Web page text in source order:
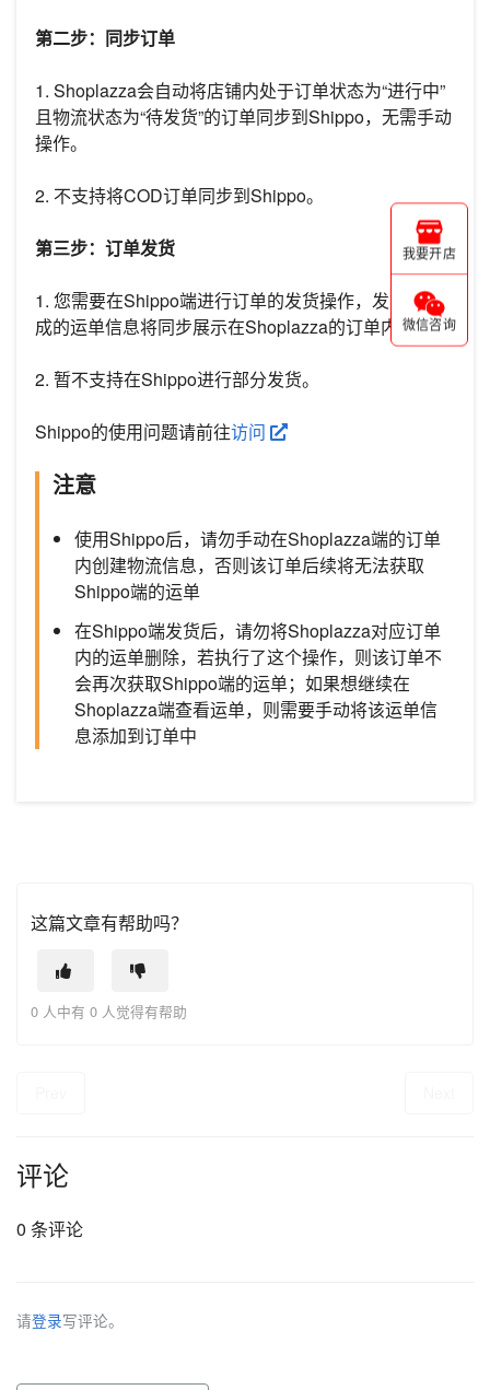
第二步：同步订单
1. Shoplazza会自动将店铺内处于订单状态为“进行中”
且物流状态为“待发货”的订单同步到Shippo，无需手动
操作。
2. 不支持将COD订单同步到Shippo。
第三步：订单发货
1. 您需要在Shippo端进行订单的发货操作，发货后生
成的运单信息将同步展示在Shoplazza的订单内。
2. 暂不支持在Shippo进行部分发货。
Shippo的使用问题请前往访问
注意
使用Shippo后，请勿手动在Shoplazza端的订单
内创建物流信息，否则该订单后续将无法获取
Shippo端的运单
在Shippo端发货后，请勿将Shoplazza对应订单
内的运单删除，若执行了这个操作，则该订单不
会再次获取Shippo端的运单；如果想继续在
Shoplazza端查看运单，则需要手动将该运单信
息添加到订单中
这篇文章有帮助吗？
0 人中有 0 人觉得有帮助
评论
0 条评论
请登录写评论。
我要开店
微信咨询